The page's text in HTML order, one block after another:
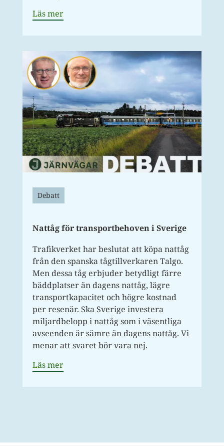
Läs mer
Debatt
Nattåg för transportbehoven i Sverige
Trafikverket har beslutat att köpa nattåg
från den spanska tågtillverkaren Talgo.
Men dessa tåg erbjuder betydligt färre
bäddplatser än dagens nattåg, lägre
transportkapacitet och högre kostnad
per resenär. Ska Sverige investera
miljardbelopp i nattåg som i väsentliga
avseenden är sämre än dagens nattåg. Vi
menar att svaret bör vara nej.
Läs mer